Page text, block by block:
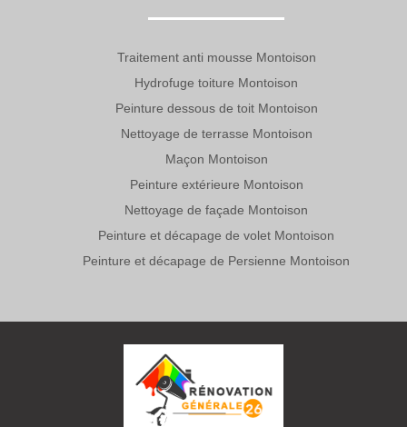
Traitement anti mousse Montoison
Hydrofuge toiture Montoison
Peinture dessous de toit Montoison
Nettoyage de terrasse Montoison
Maçon Montoison
Peinture extérieure Montoison
Nettoyage de façade Montoison
Peinture et décapage de volet Montoison
Peinture et décapage de Persienne Montoison